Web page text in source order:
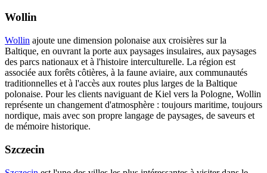
Wollin
Wollin ajoute une dimension polonaise aux croisières sur la
Baltique, en ouvrant la porte aux paysages insulaires, aux paysages
des parcs nationaux et à l'histoire interculturelle. La région est
associée aux forêts côtières, à la faune aviaire, aux communautés
traditionnelles et à l'accès aux routes plus larges de la Baltique
polonaise. Pour les clients naviguant de Kiel vers la Pologne, Wollin
représente un changement d'atmosphère : toujours maritime, toujours
nordique, mais avec son propre langage de paysages, de saveurs et
de mémoire historique.
Szczecin